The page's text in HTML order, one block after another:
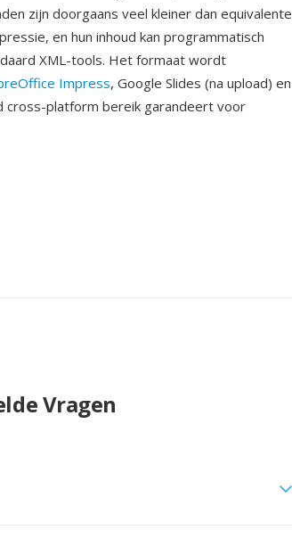
zijn doorgaans veel kleiner dan equivalente
en hun inhoud kan programmatisch
XML-tools. Het formaat wordt
Impress, Google Slides (na upload) en
platform bereik garandeert voor
Vragen